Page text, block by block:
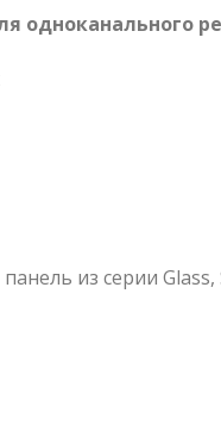
одноканального
из серии Glass,